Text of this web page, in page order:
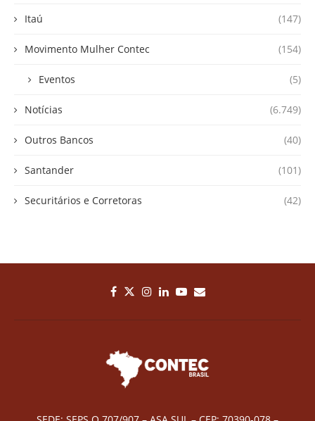
Itaú (147)
Movimento Mulher Contec (154)
Eventos (5)
Notícias (6.749)
Outros Bancos (40)
Santander (101)
Securitários e Corretoras (42)